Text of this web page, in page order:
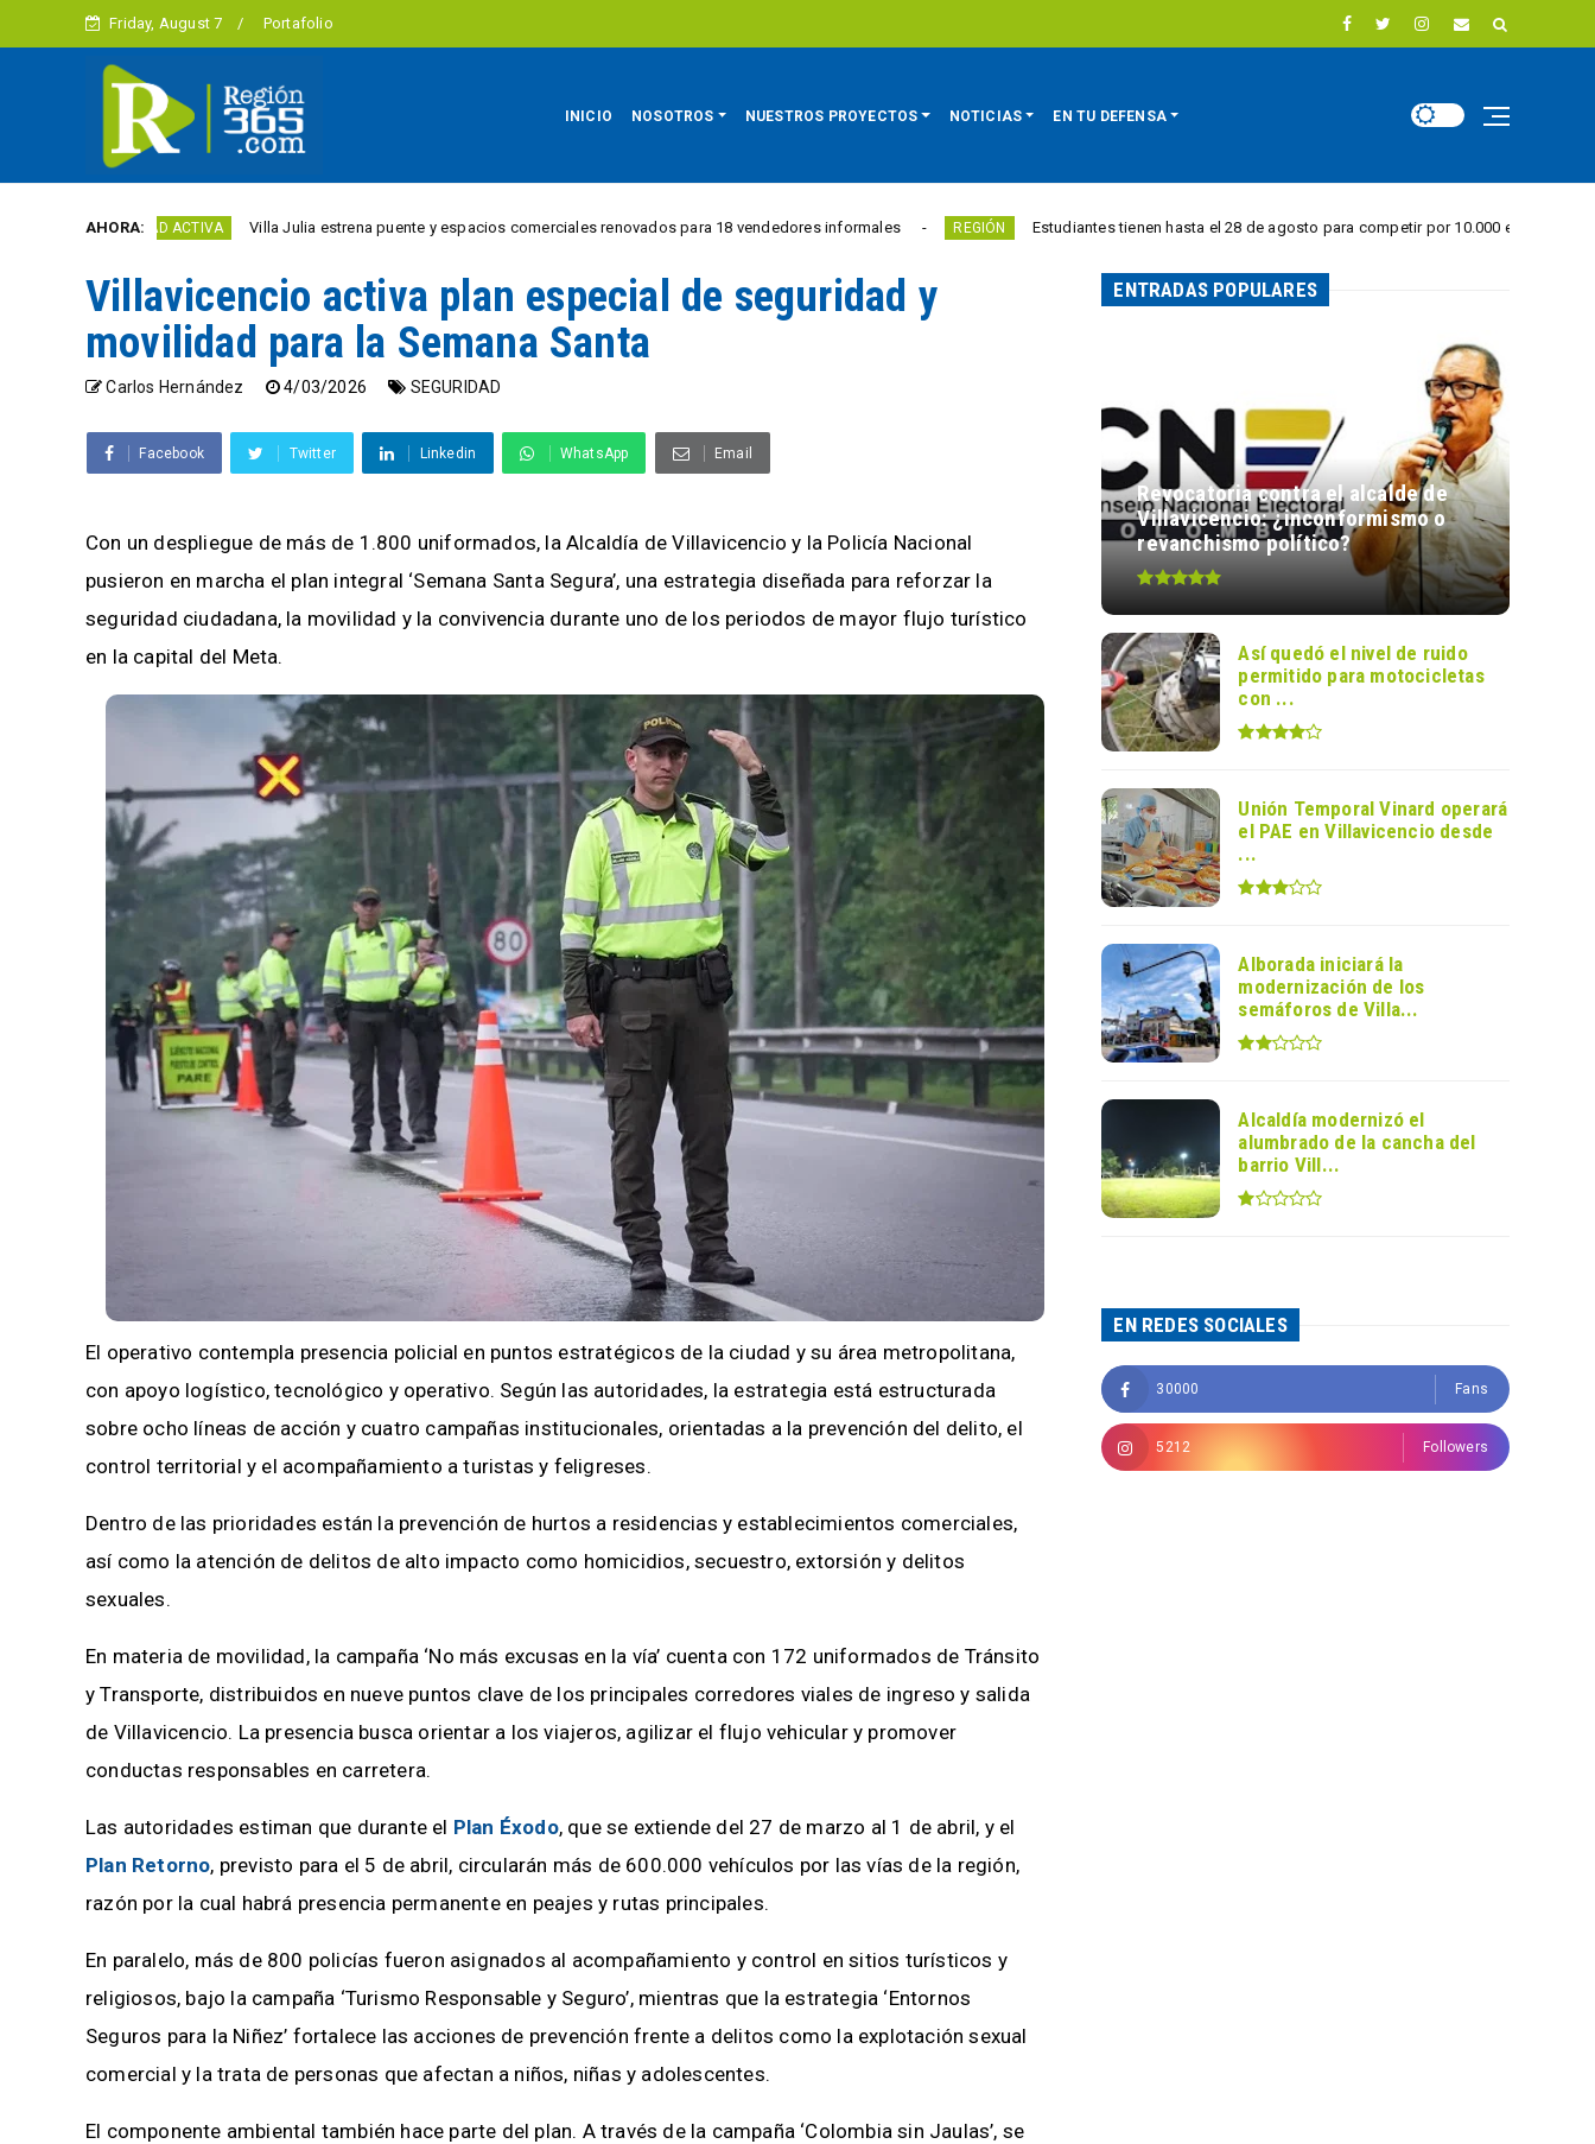
Friday, August 7 Portafolio
INICIO NOSOTROS NUESTROS PROYECTOS NOTICIAS EN TU DEFENSA
AHORA:
CIUDAD ACTIVA Villa Julia estrena puente y espacios comerciales renovados para 18 vendedores informales REGIÓN Estudiantes tienen hasta el 28 de agosto para competir por 10.000 euros en innovación
Villavicencio activa plan especial de seguridad y
movilidad para la Semana Santa
Carlos Hernández 4/03/2026 SEGURIDAD
Facebook Twitter Linkedin WhatsApp Email
Con un despliegue de más de 1.800 uniformados, la Alcaldía de Villavicencio y la Policía Nacional
pusieron en marcha el plan integral ‘Semana Santa Segura’, una estrategia diseñada para reforzar la
seguridad ciudadana, la movilidad y la convivencia durante uno de los periodos de mayor flujo turístico
en la capital del Meta.
El operativo contempla presencia policial en puntos estratégicos de la ciudad y su área metropolitana,
con apoyo logístico, tecnológico y operativo. Según las autoridades, la estrategia está estructurada
sobre ocho líneas de acción y cuatro campañas institucionales, orientadas a la prevención del delito, el
control territorial y el acompañamiento a turistas y feligreses.
Dentro de las prioridades están la prevención de hurtos a residencias y establecimientos comerciales,
así como la atención de delitos de alto impacto como homicidios, secuestro, extorsión y delitos
sexuales.
En materia de movilidad, la campaña ‘No más excusas en la vía’ cuenta con 172 uniformados de Tránsito
y Transporte, distribuidos en nueve puntos clave de los principales corredores viales de ingreso y salida
de Villavicencio. La presencia busca orientar a los viajeros, agilizar el flujo vehicular y promover
conductas responsables en carretera.
Las autoridades estiman que durante el Plan Éxodo, que se extiende del 27 de marzo al 1 de abril, y el
Plan Retorno, previsto para el 5 de abril, circularán más de 600.000 vehículos por las vías de la región,
razón por la cual habrá presencia permanente en peajes y rutas principales.
En paralelo, más de 800 policías fueron asignados al acompañamiento y control en sitios turísticos y
religiosos, bajo la campaña ‘Turismo Responsable y Seguro’, mientras que la estrategia ‘Entornos
Seguros para la Niñez’ fortalece las acciones de prevención frente a delitos como la explotación sexual
comercial y la trata de personas que afectan a niños, niñas y adolescentes.
El componente ambiental también hace parte del plan. A través de la campaña ‘Colombia sin Jaulas’, se
ENTRADAS POPULARES
Revocatoria contra el alcalde de
Villavicencio: ¿inconformismo o
revanchismo político?
Así quedó el nivel de ruido
permitido para motocicletas
con ...
Unión Temporal Vinard operará
el PAE en Villavicencio desde
...
Alborada iniciará la
modernización de los
semáforos de Villa...
Alcaldía modernizó el
alumbrado de la cancha del
barrio Vill...
EN REDES SOCIALES
30000 Fans
5212 Followers